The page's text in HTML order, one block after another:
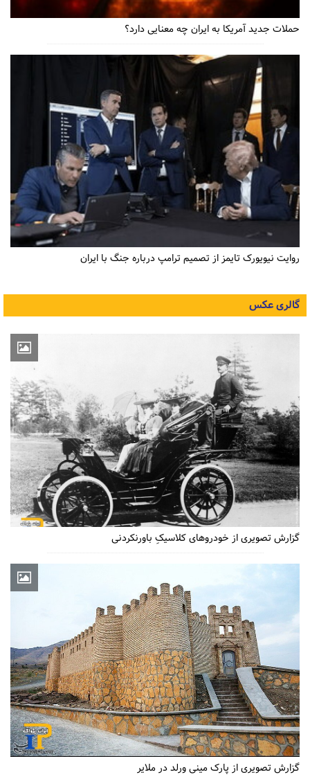
حملات جدید آمریکا به ایران چه معنایی دارد؟
روایت نیویورک تایمز از تصمیم ترامپ درباره جنگ با ایران
گالری عکس
گزارش تصویری از خودروهای کلاسیکِ باورنکردنی
گزارش تصویری از پارک مینی ورلد در ملایر